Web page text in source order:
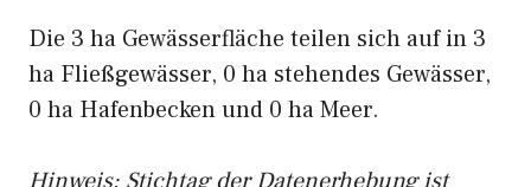
Die 3 ha Gewässerfläche teilen sich auf in 3
ha Fließgewässer, 0 ha stehendes Gewässer,
0 ha Hafenbecken und 0 ha Meer.